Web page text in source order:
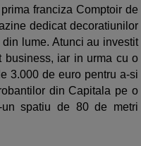
franciza Comptoir de
dedicat decora­tiunilor
lume. Atunci au investit
business, iar in urma cu o
3.000 de euro pentru a-si
din Capitala pe o
un spatiu de 80 de metri